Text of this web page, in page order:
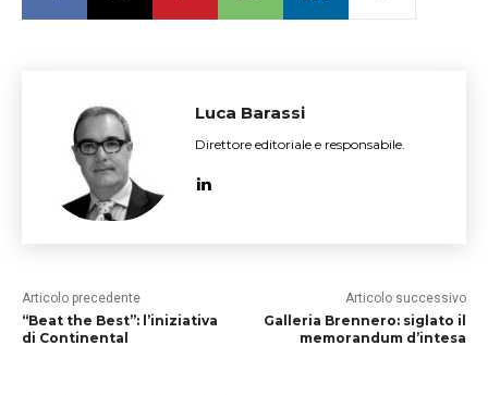
Luca Barassi
Direttore editoriale e responsabile.
Articolo precedente
“Beat the Best”: l’iniziativa
di Continental
Articolo successivo
Galleria Brennero: siglato il
memorandum d’intesa